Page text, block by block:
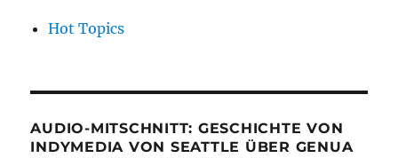
Hot Topics
AUDIO-MITSCHNITT: GESCHICHTE VON
INDYMEDIA VON SEATTLE ÜBER GENUA